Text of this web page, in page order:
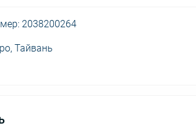
2038200264
Тайвань